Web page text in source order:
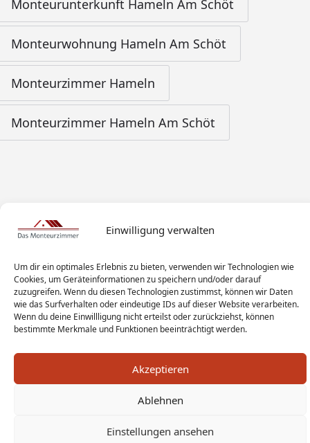
Einwilligung verwalten
Um dir ein optimales Erlebnis zu bieten, verwenden wir Technologien wie
Cookies, um Geräteinformationen zu speichern und/oder darauf
zuzugreifen. Wenn du diesen Technologien zustimmst, können wir Daten
wie das Surfverhalten oder eindeutige IDs auf dieser Website verarbeiten.
Wenn du deine Einwillligung nicht erteilst oder zurückziehst, können
bestimmte Merkmale und Funktionen beeinträchtigt werden.
Akzeptieren
Ablehnen
Einstellungen ansehen
Monteurunterkunft Hameln Am Schöt
Monteurwohnung Hameln Am Schöt
Monteurzimmer Hameln
Monteurzimmer Hameln Am Schöt
Impressum
AGB
Monteurwohnung Berlin News